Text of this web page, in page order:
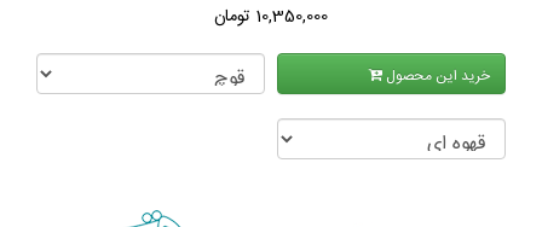
10,350,000 تومان
خرید این محصول